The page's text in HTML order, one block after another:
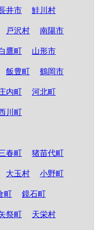
井市 鮭川村
戸沢村 南陽市
鷹町 山形市
飯豊町 鶴岡市
内町 河北町
川町
春町 猪苗代町
大玉村 小野町
町 鏡石町
祭町 天栄村